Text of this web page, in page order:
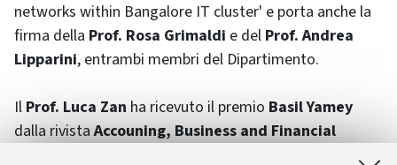
networks within Bangalore IT cluster' e porta anche la
firma della Prof. Rosa Grimaldi e del Prof. Andrea
Lipparini, entrambi membri del Dipartimento.
Il Prof. Luca Zan ha ricevuto il premio Basil Yamey
dalla rivistaAccouning, Business and Financial